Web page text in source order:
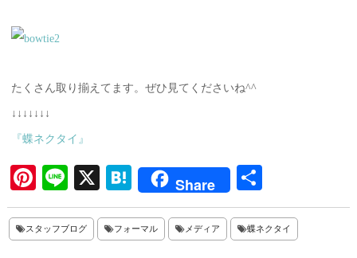
たくさん取り揃えてます。ぜひ見てくださいね^^
↓↓↓↓↓↓↓
『蝶ネクタイ』
Pi
nt
er
Li
ne
X
H
at
en
Share
有
スタッフブログ フォーマル メディア 蝶ネクタイ